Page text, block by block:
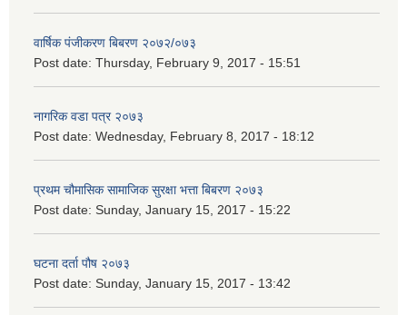
वार्षिक पंजीकरण बिबरण २०७२/०७३
Post date: Thursday, February 9, 2017 - 15:51
नागरिक वडा पत्र २०७३
Post date: Wednesday, February 8, 2017 - 18:12
प्रथम चौमासिक सामाजिक सुरक्षा भत्ता बिबरण २०७३
Post date: Sunday, January 15, 2017 - 15:22
घटना दर्ता पौष २०७३
Post date: Sunday, January 15, 2017 - 13:42